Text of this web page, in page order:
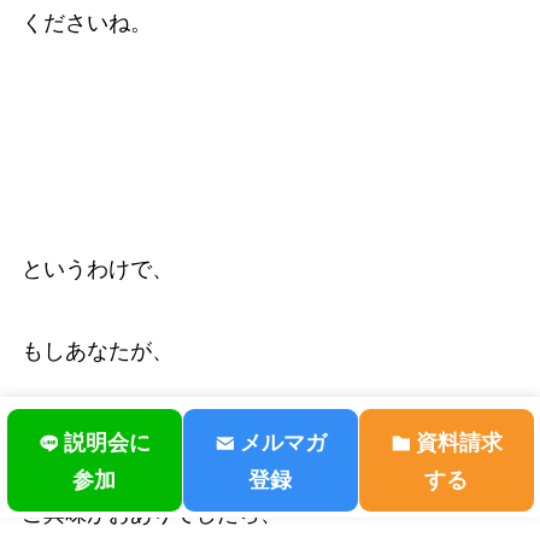
くださいね。
というわけで、
もしあなたが、
ご自身の経験を誰かのために役立てることに
ご興味がおありでしたら、
説明会に
参加
メルマガ
登録
資料請求
する